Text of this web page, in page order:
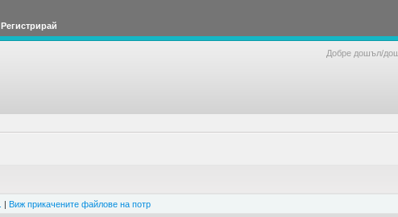
Регистрирай
Добре дошъл/
| Виж прикачените файлове на потр